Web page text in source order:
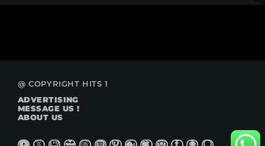
@ COPYRIGHT HITS 1
ADVERTISING
MESSAGE US !
ABOUT US